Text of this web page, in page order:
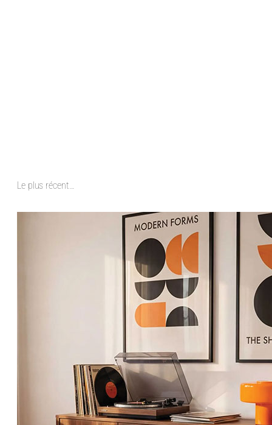
Le plus récent…